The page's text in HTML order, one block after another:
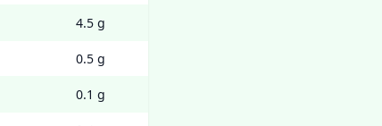
4.5 g
0.5 g
0.1 g